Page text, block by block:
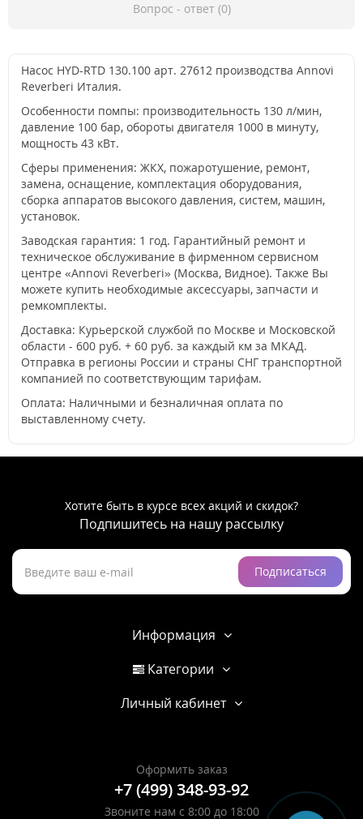
Вопрос - ответ (0)
Насос HYD-RTD 130.100 арт. 27612 производства Annovi
Reverberi Италия.
Особенности помпы: производительность 130 л/мин,
давление 100 бар, обороты двигателя 1000 в минуту,
мощность 43 кВт.
Сферы применения: ЖКХ, пожаротушение, ремонт,
замена, оснащение, комплектация оборудования,
сборка аппаратов высокого давления, систем, машин,
установок.
Заводская гарантия: 1 год. Гарантийный ремонт и
техническое обслуживание в фирменном сервисном
центре «Annovi Reverberi» (Москва, Видное). Также Вы
можете купить необходимые аксессуары, запчасти и
ремкомплекты.
Доставка: Курьерской службой по Москве и Московской
области - 600 руб. + 60 руб. за каждый км за МКАД.
Отправка в регионы России и страны СНГ транспортной
компанией по соответствующим тарифам.
Оплата: Наличными и безналичная оплата по
выставленному счету.
Хотите быть в курсе всех акций и скидок?
Подпишитесь на нашу рассылку
Подписаться
Информация
Категории
Личный кабинет
Оформить заказ
+7 (499) 348-93-92
Звоните нам с 8:00 до 18:00